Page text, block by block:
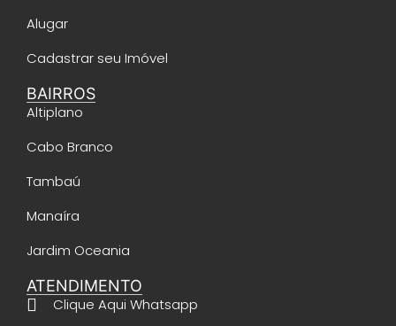
Alugar
Cadastrar seu Imóvel
BAIRROS
Altiplano
Cabo Branco
Tambaú
Manaíra
Jardim Oceania
ATENDIMENTO
Clique Aqui Whatsapp